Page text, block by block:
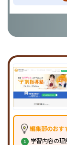
編集部のおす
学習内容の